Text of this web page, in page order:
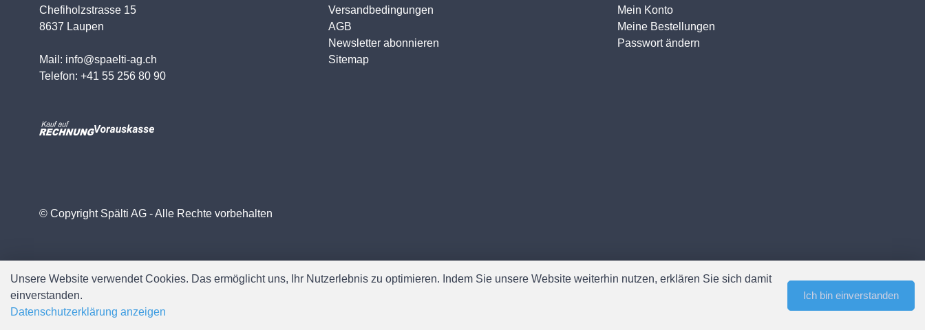
Chefiholzstrasse 15
8637 Laupen
Mail: info@spaelti-ag.ch
Telefon: +41 55 256 80 90
Versandbedingungen
AGB
Newsletter abonnieren
Sitemap
Mein Konto
Meine Bestellungen
Passwort ändern
© Copyright Spälti AG - Alle Rechte vorbehalten
Unsere Website verwendet Cookies. Das ermöglicht uns, Ihr Nutzerlebnis zu optimieren. Indem Sie unsere Website weiterhin nutzen, erklären Sie sich damit
einverstanden.
Datenschutzerklärung anzeigen
Ich bin einverstanden